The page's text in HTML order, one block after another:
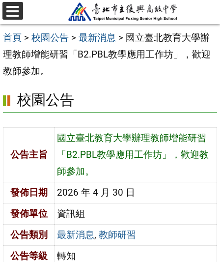
跳
至
主
要
內
區
選
單
首頁 > 校園公告 > 最新消息 > 國立臺北教育大學辦
理教師增能研習「B2.PBL教學應用工作坊」，歡迎
教師參加。
校園公告
公告主旨
國立臺北教育大學辦理教師增能研習
「B2.PBL教學應用工作坊」，歡迎教
師參加。
發佈日期
2026 年 4 月 30 日
發佈單位
資訊組
公告類別
最新消息,教師研習
公告等級
轉知